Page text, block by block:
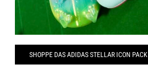
SHOPPE DAS ADIDAS STELLAR ICON PACK